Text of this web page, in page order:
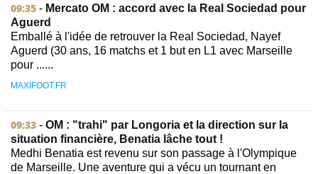
09:35 - Mercato OM : accord avec la Real Sociedad pour
Aguerd
Emballé à l'idée de retrouver la Real Sociedad, Nayef
Aguerd (30 ans, 16 matchs et 1 but en L1 avec Marseille
pour ......
MAXIFOOT.FR
09:33 - OM : "trahi" par Longoria et la direction sur la
situation financière, Benatia lâche tout !
Medhi Benatia est revenu sur son passage à l'Olympique
de Marseille. Une aventure qui a vécu un tournant en